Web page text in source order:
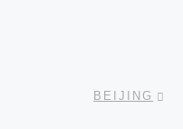
BEIJING